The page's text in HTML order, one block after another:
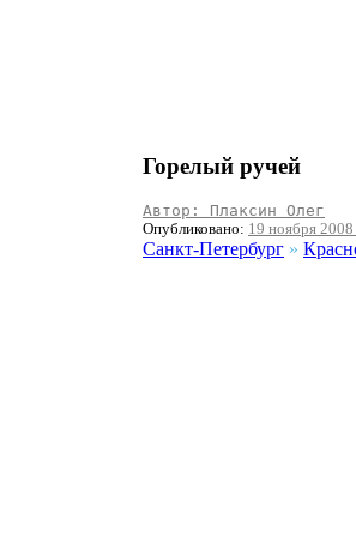
Горелый ручей
Автор: Плаксин Олег
Опубликовано: 19 ноября 2008
Санкт-Петербург »